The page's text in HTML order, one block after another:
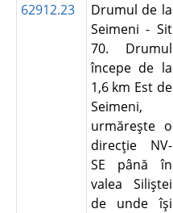
62912.23
Drumul de la
Seimeni - Sit
70. Drumul
începe de la
1,6 km Est de
Seimeni,
urmăreşte o
direcţie NV-
SE până în
valea Siliştei
de unde îşi